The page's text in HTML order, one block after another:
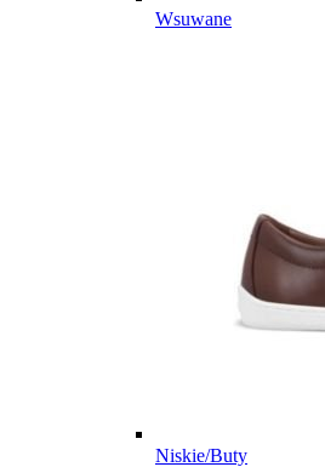
Wsuwane
Niskie/Buty